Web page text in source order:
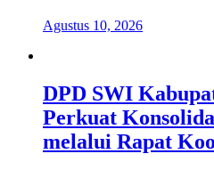
Agustus 10, 2026
DPD SWI
Perkuat
melalui Rapat